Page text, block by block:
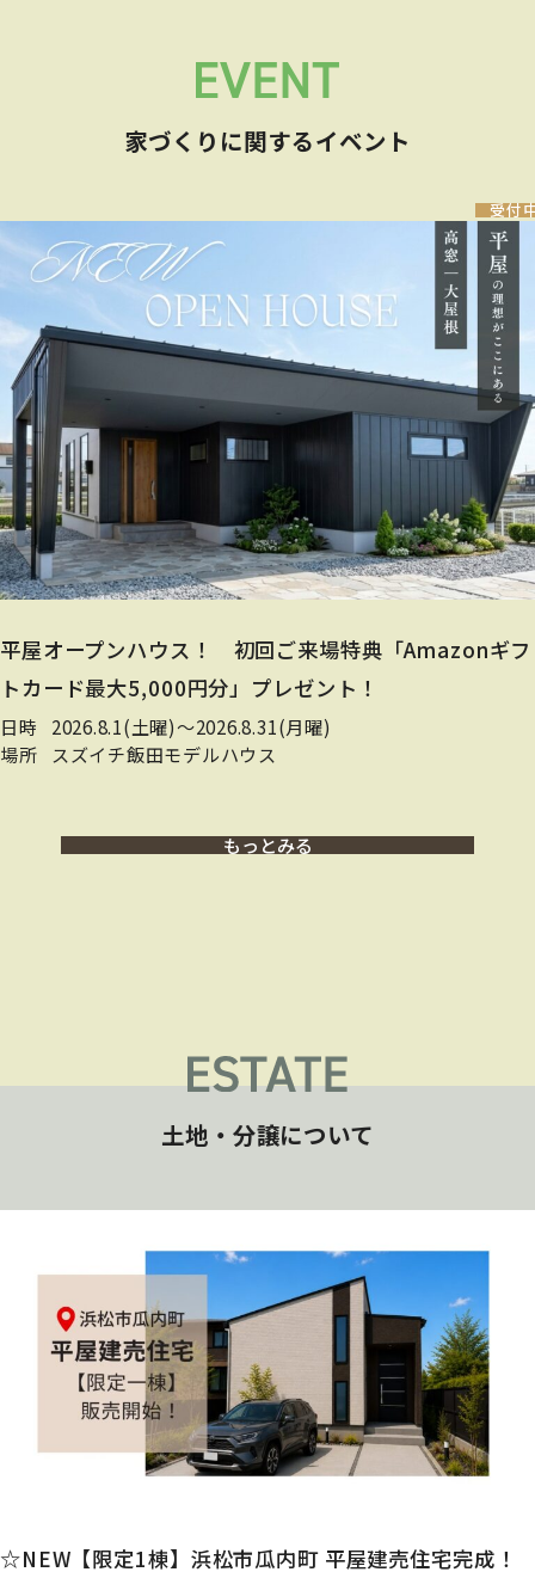
家づくりに関するイベント
受付
平屋オープンハウス！ 初回ご来場特典「Amazonギフ
トカード最大5,000円分」プレゼント！
日時
2026.8.1(土曜)〜2026.8.31(月曜)
場所
スズイチ飯田モデルハウス
もっとみる
土地・分譲について
☆NEW【限定1棟】浜松市瓜内町 平屋建売住宅完成！